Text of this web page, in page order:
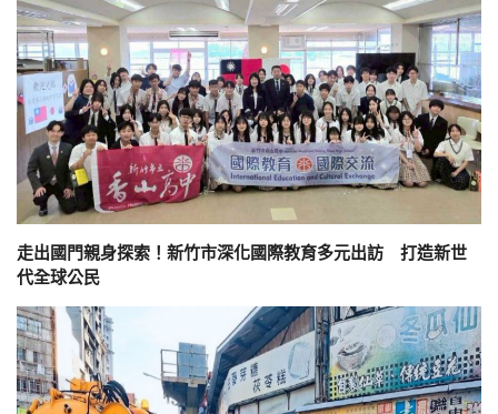
走出國門親身探索！新竹市深化國際教育多元出訪 打造新世
代全球公民